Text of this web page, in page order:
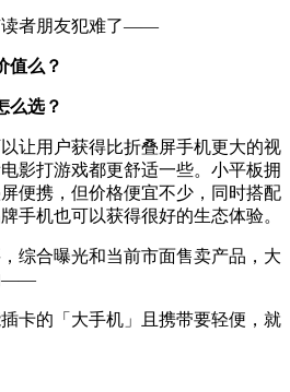
读者朋友犯难了——
值么？
么选？
让用户获得比折叠屏手机更大的视
影打游戏都更舒适一些。小平板拥
便携，但价格便宜不少，同时搭配
手机也可以获得很好的生态体验。
综合曝光和当前市面售卖产品，大
——
卡的「大手机」且携带要轻便，就